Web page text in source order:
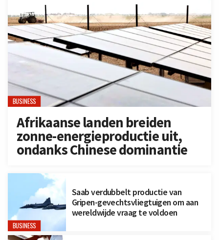
BUSINESS
Afrikaanse landen breiden
zonne-energieproductie uit,
ondanks Chinese dominantie
BUSINESS
Saab verdubbelt productie van
Gripen-gevechtsvliegtuigen om aan
wereldwijde vraag te voldoen